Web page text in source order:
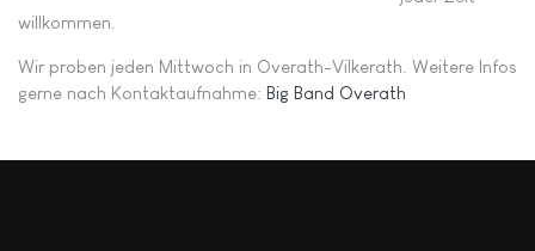
willkommen.
Wir proben jeden Mittwoch in Overath-Vilkerath. Weitere Infos
gerne nach Kontaktaufnahme: Big Band Overath